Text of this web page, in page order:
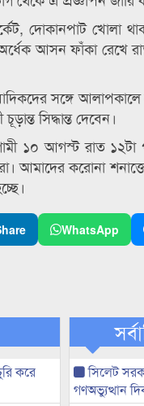
দোকানপাট খোলা
আসন ফাঁকা রেখে
সঙ্গে
সিদ্ধান্ত দেবেন।
১০ আগস্ট রাত ১২টা
আমাদের করোনা
WhatsApp
করে
সিলেট
গণঅভ্যুত্থান